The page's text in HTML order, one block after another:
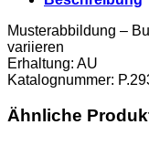
Musterabbildung –
variieren
Erhaltung: AU
Katalognummer:
Ähnliche